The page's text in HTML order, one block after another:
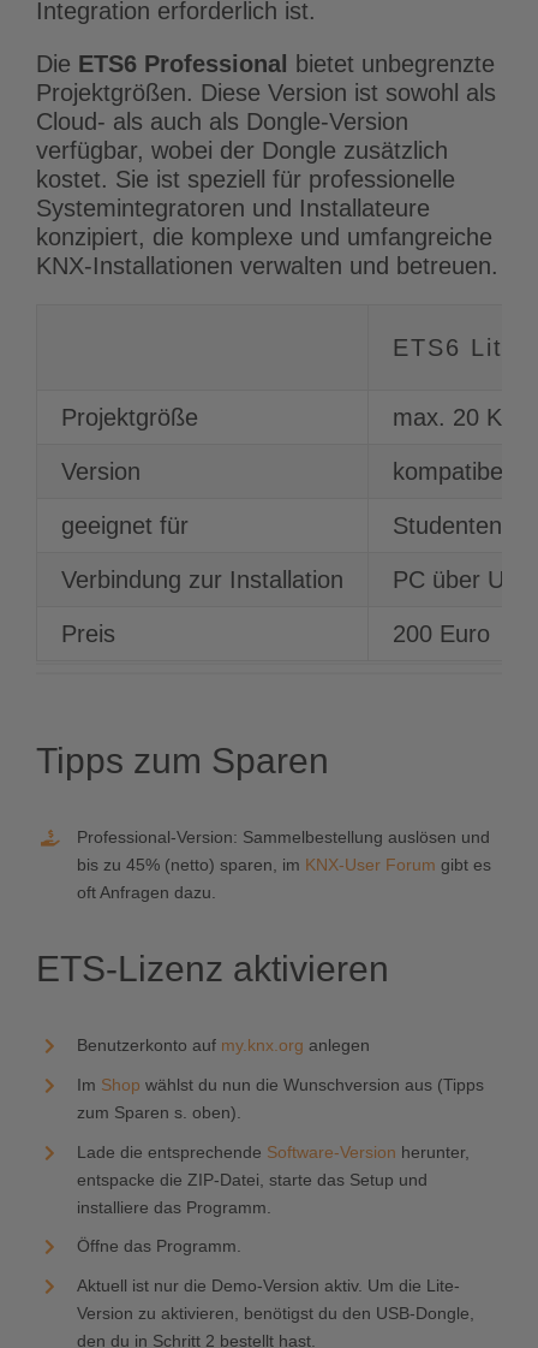
Integration erforderlich ist.
Die ETS6 Professional
bietet unbegrenzte
Projektgrößen. Diese Version ist sowohl als
Cloud- als auch als Dongle-Version
verfügbar, wobei der Dongle zusätzlich
kostet. Sie ist speziell für professionelle
Systemintegratoren und Installateure
konzipiert, die komplexe und umfangreiche
KNX-Installationen verwalten und betreuen.
ETS6 Lite
Projektgröße max. 20
Version kompatibel
geeignet für Studenten
Verbindung zur Installation PC über
Preis 200 Euro
Tipps zum Sparen
Professional-Version: Sammelbestellung auslösen und
bis zu 45% (netto) sparen, im KNX-User Forum gibt es
oft Anfragen dazu.
ETS-Lizenz aktivieren
Benutzerkonto auf my.knx.org anlegen
Im Shop wählst du nun die Wunschversion aus (Tipps
zum Sparen s. oben).
Lade die entsprechende Software-Version herunter,
entspacke die ZIP-Datei, starte das Setup und
installiere das Programm.
Öffne das Programm.
Aktuell ist nur die Demo-Version aktiv. Um die Lite-
Version zu aktivieren, benötigst du den USB-Dongle,
den du in Schritt 2 bestellt hast.